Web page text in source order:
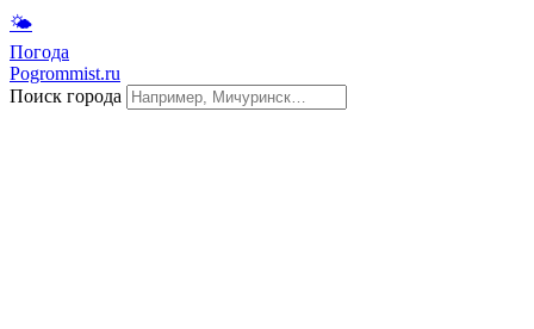
🌤
Погода
Pogrommist.ru
Поиск города